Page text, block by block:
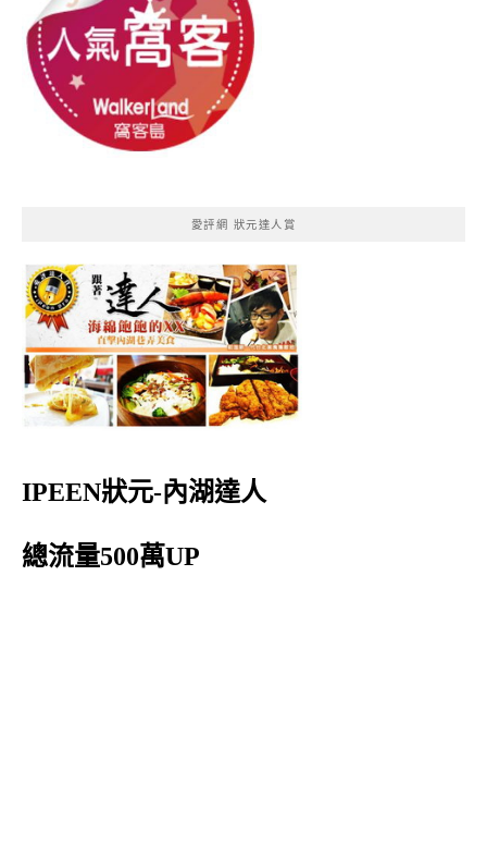
愛評網 狀元達人賞
IPEEN狀元-內湖達人
總流量500萬UP